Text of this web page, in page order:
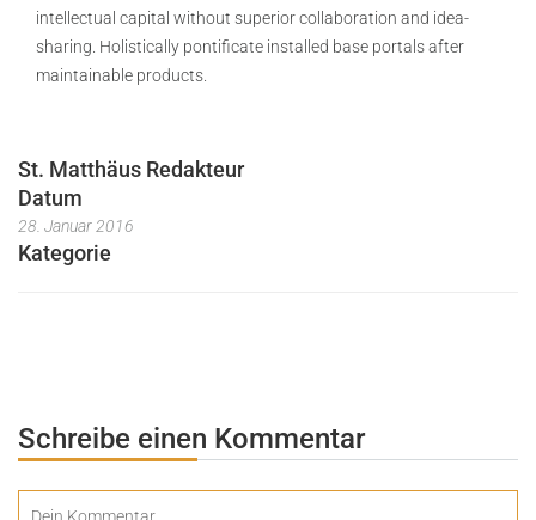
intellectual capital without superior collaboration and idea-
sharing. Holistically pontificate installed base portals after
maintainable products.
St. Matthäus Redakteur
Datum
28. Januar 2016
Kategorie
Schreibe einen Kommentar